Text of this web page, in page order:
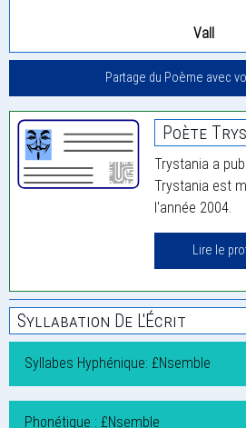
Vall
Partage du Poème avec
Poète
Trystania a
Trystania est
l'année 2004.
Lire le
Syllabation De L'Écrit
Syllabes Hyphénique: £Nsemble
Phonétique : £Nsemble